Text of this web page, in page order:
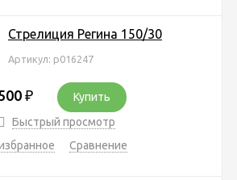
Стрелиция Регина 150/30
Артикул: р016247
₽
Купить
Быстрый просмотр
Сравнение